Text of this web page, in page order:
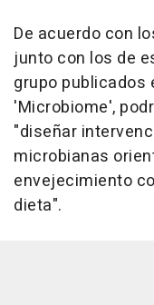
De acuerdo con
junto con los de
grupo publicados
'Microbiome',
"diseñar
microbianas
envejecimiento
dieta".